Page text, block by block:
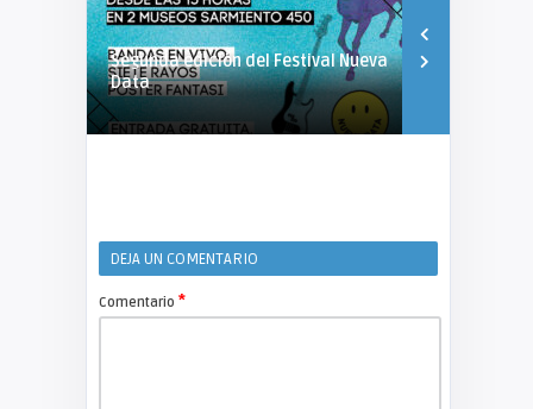
Segunda edición del Festival Nueva
Data
DEJA UN COMENTARIO
Comentario *